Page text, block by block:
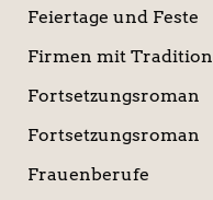
Feiertage und Feste
Firmen mit Tradition
Fortsetzungsroman
Fortsetzungsroman
Frauenberufe